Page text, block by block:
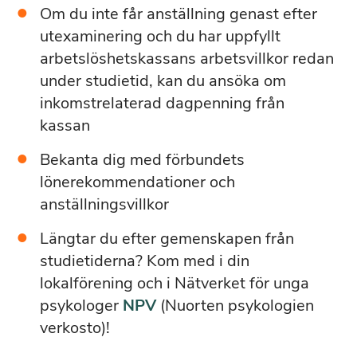
Om du inte får anställning genast efter
utexaminering och du har uppfyllt
arbetslöshetskassans arbetsvillkor redan
under studietid, kan du ansöka om
inkomstrelaterad dagpenning från
kassan
Bekanta dig med förbundets
lönerekommendationer och
anställningsvillkor
Längtar du efter gemenskapen från
studietiderna? Kom med i din
lokalförening och i Nätverket för unga
psykologer NPV(Nuorten psykologien
verkosto)!